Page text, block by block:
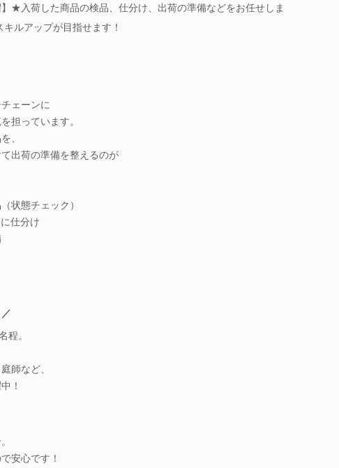
】★入荷した商品の検品、仕分け、出荷の準備などをお任せしま
ルアップが目指せます！
ェーンに
担っています。
、
出荷の準備を整えるのが
状態チェック）
仕分け
程。
師など、
！
安心です！